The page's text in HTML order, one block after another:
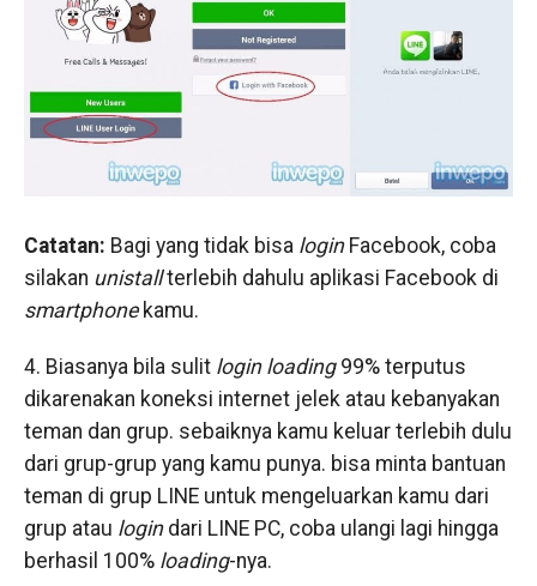
Catatan: Bagi yang tidak bisa loginFacebook, coba
silakan unistallterlebih dahulu aplikasi Facebook di
smartphonekamu.
4. Biasanya bila sulit login loading99% terputus
dikarenakan koneksi internet jelek atau kebanyakan
teman dan grup. sebaiknya kamu keluar terlebih dulu
dari grup-grup yang kamu punya. bisa minta bantuan
teman di grup LINE untuk mengeluarkan kamu dari
grup atau logindari LINE PC, coba ulangi lagi hingga
berhasil 100% loading-nya.